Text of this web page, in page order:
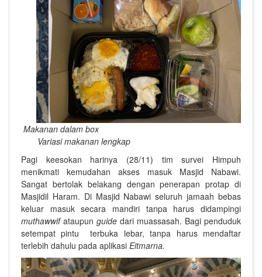
Makanan dalam box
Variasi makanan lengkap
Pagi keesokan harinya (28/11) tim survei Himpuh
menikmati kemudahan akses masuk Masjid Nabawi.
Sangat bertolak belakang dengan penerapan protap di
Masjidil Haram. Di Masjid Nabawi seluruh jamaah bebas
keluar masuk secara mandiri tanpa harus didampingi
muthawwifataupun guide dari muassasah. Bagi penduduk
setempat pintu terbuka lebar, tanpa harus mendaftar
terlebih dahulu pada aplikasi Eitmarna.